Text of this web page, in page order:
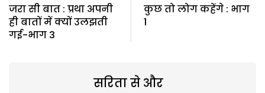
जरा सी बात : प्रथा अपनी
ही बातों में क्यों उलझती
गई-भाग 3
कुछ तो लोग कहेंगे : भाग
1
सरिता से और